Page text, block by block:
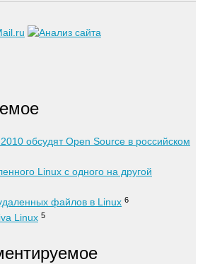
обсудят Open Source в российском
Linux с одного на другой
файлов в Linux 6
Linux 5